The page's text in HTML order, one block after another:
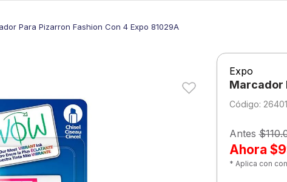
Para Pizarron Fashion Con 4 Expo 81029A
Expo
Marcador
:
Antes
Ahora
* Aplica con
6.
boligrafo
7.
escolar
8.
sacapuntas
9.
lapiz